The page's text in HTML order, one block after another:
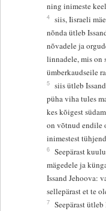
ning inimeste
4 siis, Iisraeli
nõnda ütleb
nõvadele ja
linnadele, mis on
ümberkaudseile
5 siis ütleb
püha viha tules
kes kõigest
on võtnud endile
inimestest
6 Seepärast
mägedele ja
Issand Jehoova:
sellepärast et te
7 Seepärast